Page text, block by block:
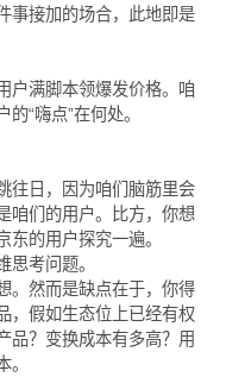
事接加的场合，此地即是
户满脚本领爆发价格。咱
“嗨点”在何处。
往日，因为咱们脑筋里会
咱们的用户。比方，你想
的用户探究一遍。
思考问题。
。然而是缺点在于，你得
，假如生态位上已经有权
品？变换成本有多高？用
。